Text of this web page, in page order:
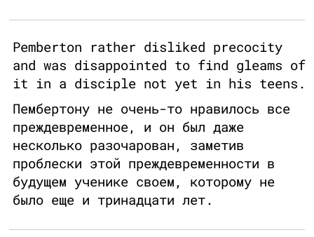
Pemberton rather disliked precocity
and was disappointed to find gleams of
it in a disciple not yet in his teens.
Пембертону не очень-то нравилось все
преждевременное, и он был даже
несколько разочарован, заметив
проблески этой преждевременности в
будущем ученике своем, которому не
было еще и тринадцати лет.